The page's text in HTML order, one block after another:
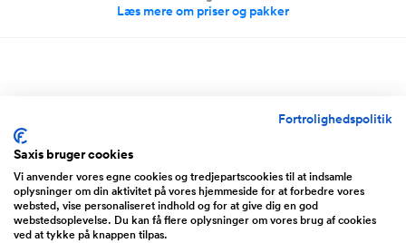
Læs mere om priser og pakker
Fortrolighedspolitik
Saxis bruger cookies
Vi anvender vores egne cookies og tredjepartscookies til at indsamle
oplysninger om din aktivitet på vores hjemmeside for at forbedre vores
websted, vise personaliseret indhold og for at give dig en god
webstedsoplevelse. Du kan få flere oplysninger om vores brug af cookies
ved at tykke på knappen tilpas.